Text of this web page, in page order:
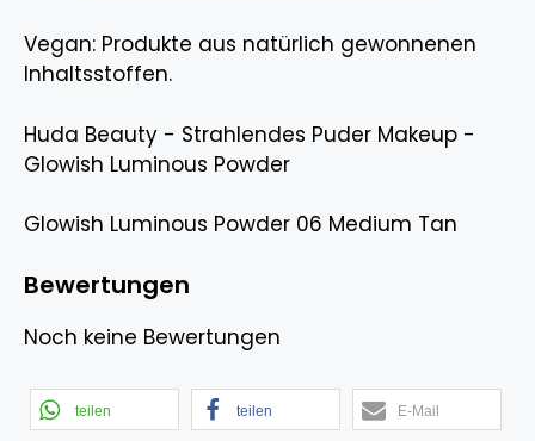
Vegan: Produkte aus natürlich gewonnenen
Inhaltsstoffen.
Huda Beauty - Strahlendes Puder Makeup -
Glowish Luminous Powder
Glowish Luminous Powder 06 Medium Tan
Bewertungen
Noch keine Bewertungen
teilen teilen E-Mail